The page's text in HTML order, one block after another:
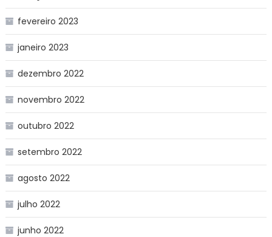
fevereiro 2023
janeiro 2023
dezembro 2022
novembro 2022
outubro 2022
setembro 2022
agosto 2022
julho 2022
junho 2022